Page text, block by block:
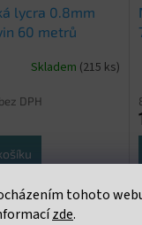
tohoto
zde.
lycra 0.8mm
60 metrů
Skladem (215 ks)
DPH
0,8 mm bílá /